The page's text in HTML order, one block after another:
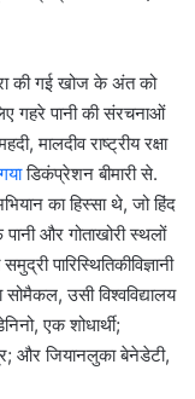
की गई खोज के अंत को
गहरे पानी की संरचनाओं
मालदीव राष्ट्रीय रक्षा
डिकंप्रेशन बीमारी से.
का हिस्सा थे, जो हिंद
और गोताखोरी स्थलों
पारिस्थितिकीविज्ञानी
सोमैकल, उसी विश्वविद्यालय
एक शोधार्थी;
और जियानलुका बेनेडेटी,